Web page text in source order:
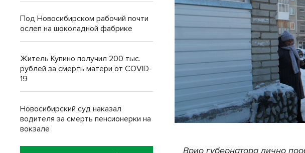
Врио губернатора лично
Под Новосибирском рабочий почти
ослеп на шоколадной фабрике
Житель Купино получил 200 тыс.
рублей за смерть матери от COVID-
19
Новосибирский суд наказал
водителя за смерть пенсионерки на
вокзале